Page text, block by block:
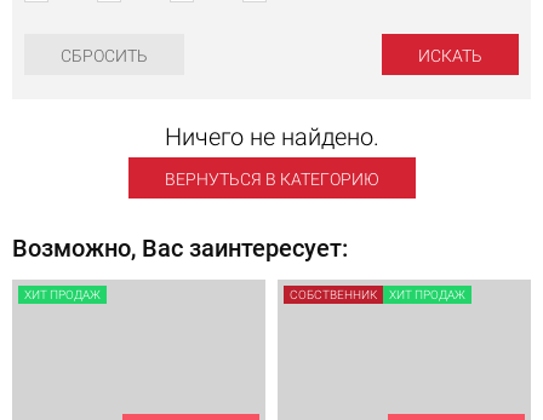
СБРОСИТЬ
Ничего не найдено.
ВЕРНУТЬСЯ В КАТЕГОРИЮ
Возможно, Вас заинтересует:
ХИТ ПРОДАЖ СОБСТВЕННИК ХИТ ПРОДАЖ